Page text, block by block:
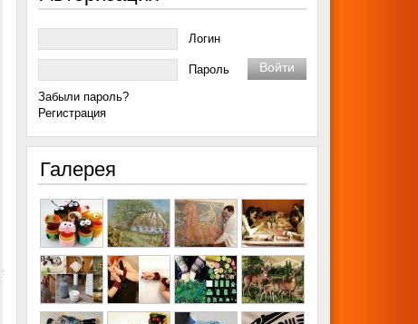
Логин
Пароль
Забыли пароль?
Регистрация
Галерея